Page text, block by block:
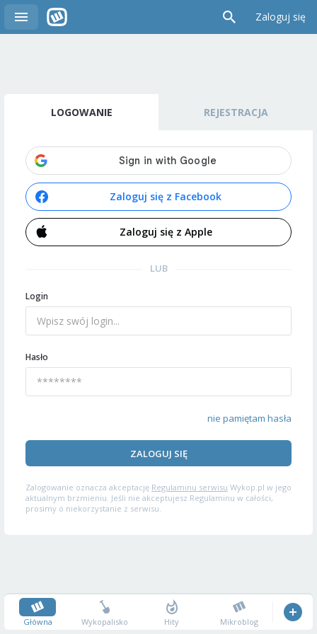
Zaloguj się
LOGOWANIE REJESTRACJA
Zaloguj się z Facebook
Zaloguj się z Apple
LUB
Login
Hasło
nie pamiętam hasła
ZALOGUJ SIĘ
Zalogowanie oznacza akceptację Regulaminu serwisu Wykop.pl w jego
aktualnym brzmieniu. Jeśli nie akceptujesz Regulaminu w całości,
prosimy o niekorzystanie z serwisu.
Główna Wykopalisko Hity Mikroblog